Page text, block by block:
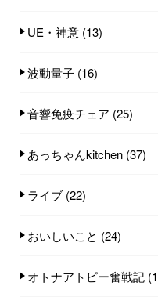
UE・神意 (13)
波動量子 (16)
音響免疫チェア (25)
あっちゃんkitchen (37)
ライブ (22)
おいしいこと (24)
オトナアトピー奮戦記